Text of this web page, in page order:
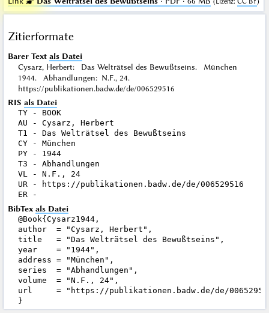
Zitierformate
Barer Text als Datei
Cysarz, Herbert: Das Welträtsel des Bewußtseins. München
1944. Abhandlungen: N.F., 24.
https://publikationen.badw.de/de/006529516
RIS als Datei
TY - BOOK
AU - Cysarz, Herbert
T1 - Das Welträtsel des Bewußtseins
CY - München
PY - 1944
T3 - Abhandlungen
VL - N.F., 24
UR - https://publikationen.badw.de/de/006529516
BibTex als Datei
@Book{Cysarz1944,
author  = "Cysarz, Herbert",
title   = "Das Welträtsel des Bewußtseins",
year    = "1944",
address = "München",
series  = "Abhandlungen",
volume  = "N.F., 24",
url     = "https://publikationen.badw.de/de/